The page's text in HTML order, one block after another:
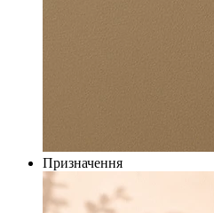
Призначення